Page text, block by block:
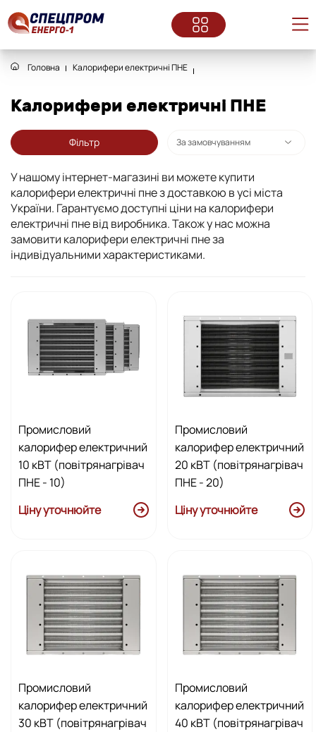
Головна Калорифери електричні ПНЕ
Калорифери електричні ПНЕ
Фільтр
У нашому інтернет-магазині ви можете купити
калорифери електричні пне з доставкою в усі міста
України. Гарантуємо доступні ціни на калорифери
електричні пне від виробника. Також у нас можна
замовити калорифери електричні пне за
індивідуальними характеристиками.
Промисловий
калорифер електричний
10 кВТ (повітрянагрівач
ПНЕ - 10)
Ціну уточнюйте
Промисловий
калорифер електричний
20 кВТ (повітрянагрівач
ПНЕ - 20)
Ціну уточнюйте
Промисловий
калорифер електричний
30 кВТ (повітрянагрівач
Промисловий
калорифер електричний
40 кВТ (повітрянагрівач